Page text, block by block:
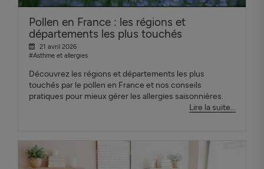
Pollen en France : les régions et
départements les plus touchés
21 avril 2026
#Asthme et allergies
Découvrez les régions et départements les plus
touchés par le pollen en France et nos conseils
pratiques pour mieux gérer les allergies saisonnières.
Lire la suite...